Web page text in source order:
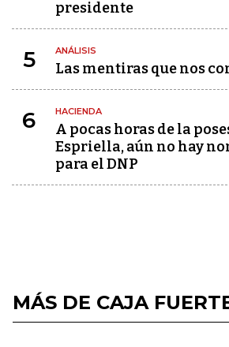
presidente
5 ANÁLISIS
Las mentiras que nos
6 HACIENDA
A pocas horas de la
Espriella, aún no hay
para el DNP
MÁS DE CAJA